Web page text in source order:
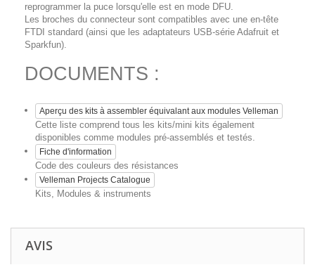
reprogrammer la puce lorsqu'elle est en mode DFU.
Les broches du connecteur sont compatibles avec une en-tête
FTDI standard (ainsi que les adaptateurs USB-série Adafruit et
Sparkfun).
DOCUMENTS :
Aperçu des kits à assembler équivalant aux modules Velleman
Cette liste comprend tous les kits/mini kits également
disponibles comme modules pré-assemblés et testés.
Fiche d'information
Code des couleurs des résistances
Velleman Projects Catalogue
Kits, Modules & instruments
AVIS